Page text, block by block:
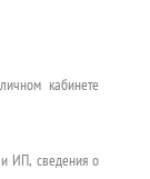
кабинете
ИП, сведения о